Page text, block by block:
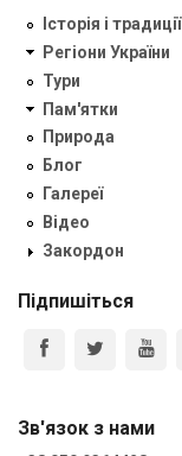
Історія і традиції
Регіони України
Тури
Пам'ятки
Природа
Блог
Галереї
Відео
Закордон
Підпишіться
Зв'язок з нами